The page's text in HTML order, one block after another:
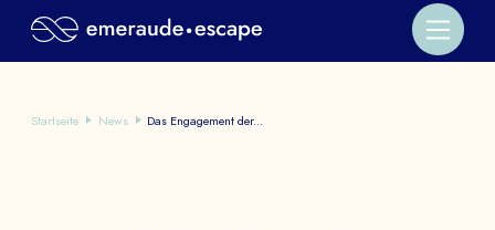
Startseite News Das Engagement der...